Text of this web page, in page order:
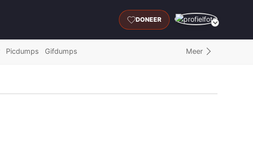
DONEER
Picdumps Gifdumps Meer